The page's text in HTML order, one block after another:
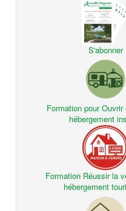
S'abonner
Formation pour Ouvrir
hébergement
Formation Réussir la
hébergement